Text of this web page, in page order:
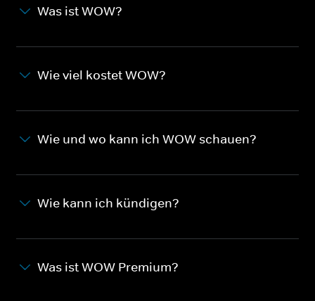
Was ist WOW?
Wie viel kostet WOW?
Wie und wo kann ich WOW schauen?
Wie kann ich kündigen?
Was ist WOW Premium?